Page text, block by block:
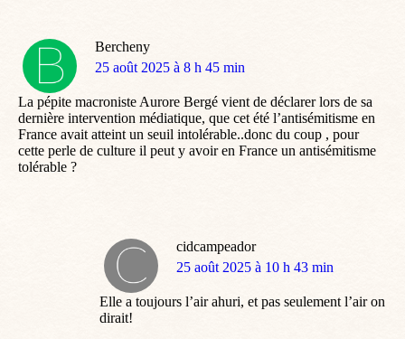
Bercheny
dit
25 août 2025 à 8 h 45 min
La pépite macroniste Aurore Bergé vient de déclarer lors de sa
dernière intervention médiatique, que cet été l’antisémitisme en
France avait atteint un seuil intolérable..donc du coup , pour
cette perle de culture il peut y avoir en France un antisémitisme
tolérable ?
cidcampeador
dit
25 août 2025 à 10 h 43 min
Elle a toujours l’air ahuri, et pas seulement l’air on
dirait!